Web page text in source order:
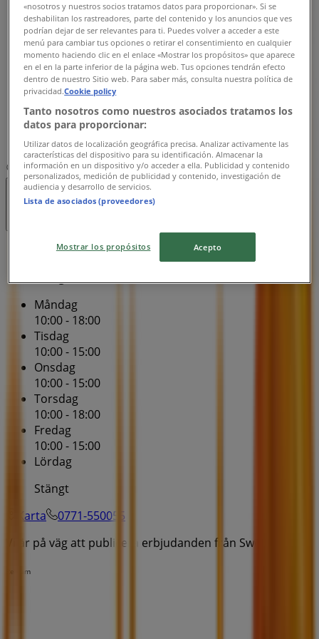
10:00 - 15:00
Onsdag
10:00 - 15:00
Torsdag
10:00 - 18:00
Fredag
10:00 - 15:00
Lördag
Stängt
Karta
0771-550055
Stängt
Söndag
Måndag
10:00 - 18:00
Tisdag
10:00 - 15:00
Onsdag
10:00 - 15:00
Torsdag
10:00 - 18:00
Fredag
10:00 - 15:00
Lördag
Stängt
Karta
0771-550055
Vi är på väg att publicera erbjudanden från Swedbank
Reklam
«nosotros y nuestros socios tratamos datos para proporcionar». Si se
deshabilitan los rastreadores, parte del contenido y los anuncios que ves
podrían dejar de ser relevantes para ti. Puedes volver a acceder a este
menú para cambiar tus opciones o retirar el consentimiento en cualquier
momento haciendo clic en el enlace «Mostrar los propósitos» que aparece
en el en la parte inferior de la página web. Tus opciones tendrán efecto
dentro de nuestro Sitio web. Para saber más, consulta nuestra política de
privacidad.Cookie policy
Tanto nosotros como nuestros asociados tratamos los
datos para proporcionar:
Utilizar datos de localización geográfica precisa. Analizar activamente las
características del dispositivo para su identificación. Almacenar la
información en un dispositivo y/o acceder a ella. Publicidad y contenido
personalizados, medición de publicidad y contenido, investigación de
audiencia y desarrollo de servicios.
Lista de asociados (proveedores)
Mostrar los propósitos Acepto